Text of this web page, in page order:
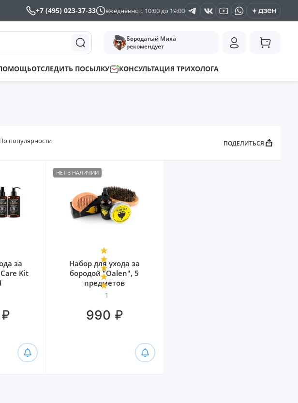
+7 (495) 023-37-33 ежедневно с 10:00 до 19:00
Бородатый Миха
рекомендует
ОТСЛЕДИТЬ ПОСЫЛКУ КОНСУЛЬТАЦИЯ ТРИХОЛОГА
По популярности ПОДЕЛИТЬСЯ
за
Kit
₽
НЕТ В НАЛИЧИИ
1
Набор для ухода за
бородой "Oalen", 5
предметов
990 ₽